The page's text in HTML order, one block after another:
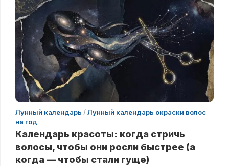
Лунный календарь /Лунный календарь окраски волос
на год
Календарь красоты: когда стричь
волосы, чтобы они росли быстрее (а
когда — чтобы стали гуще)